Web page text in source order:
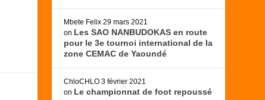
Mbete Felix 29 mars 2021
on Les SAO NANBUDOKAS en route
pour le 3e tournoi international de la
zone CEMAC de Yaoundé
ChloCHLO 3 février 2021
on Le championnat de foot repoussé